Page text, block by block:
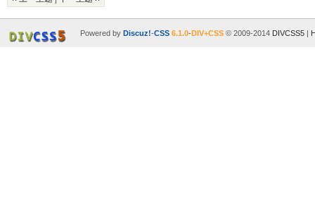
Powered by Discuz!-CSS 6.1.0-DIV+CSS© 2009-2014 DIVCSS5|